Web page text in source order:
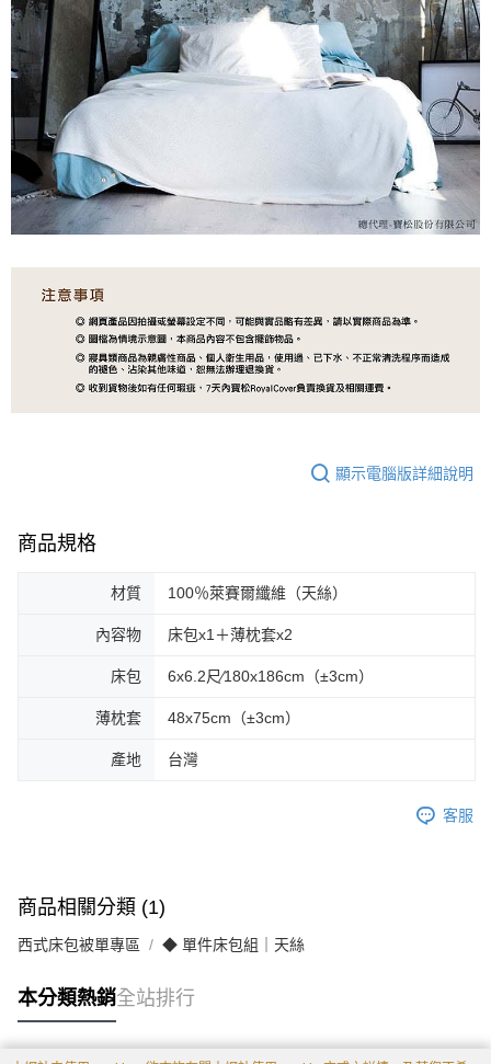
顯示電腦版詳細說明
商品規格
材質 100％萊賽爾纖維（天絲）
內容物 床包x1＋薄枕套x2
床包 6x6.2尺∕180x186cm（±3cm）
薄枕套 48x75cm（±3cm）
產地 台灣
客服
商品相關分類 (1)
西式床包被單專區 ◆ 單件床包組｜天絲
本分類熱銷全站排行